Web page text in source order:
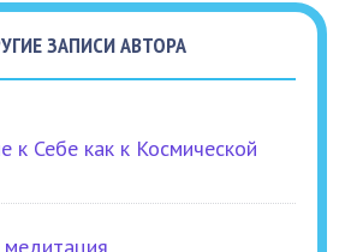
ЗАПИСИ АВТОРА
к Себе как к Космической